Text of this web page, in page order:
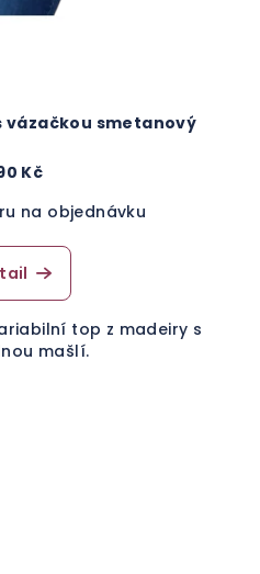
vázačkou smetanový
Kč
na objednávku
top z madeiry s
mašlí.